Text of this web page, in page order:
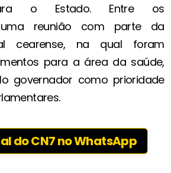
o Estado. Entre os
uma reunião com parte da
cearense, na qual foram
para a área da saúde,
governador como prioridade
do CN7 no WhatsApp